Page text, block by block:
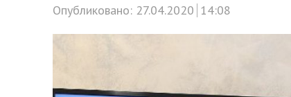
Опубликовано: 27.04.2020 14:08